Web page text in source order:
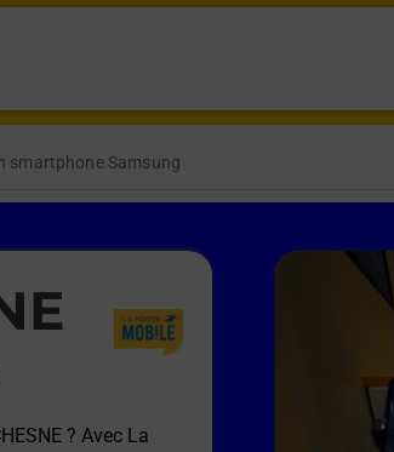
smartphone Samsung
? Avec La